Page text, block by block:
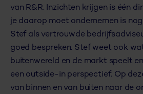
van R&R. Inzichten krijgen is één
je daarop moet ondernemen is
Stef als vertrouwde
goed bespreken. Stef weet ook
buitenwereld en de markt speelt
een outside-in perspectief. Op
van binnen en van buiten naar de